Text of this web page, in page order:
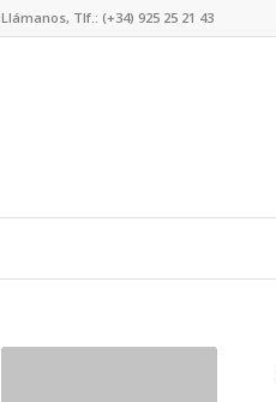
Llámanos, Tlf.: (+34) 925 25 21 43